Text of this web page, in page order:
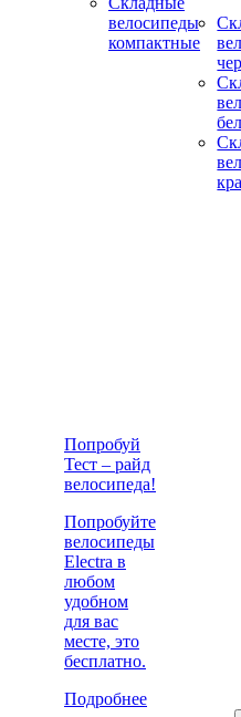
велосипеды
компактные
Попробуй
Тест – райд
велосипеда!
Попробуйте
велосипеды
Electra в
любом
удобном
для вас
месте, это
бесплатно.
Подробнее